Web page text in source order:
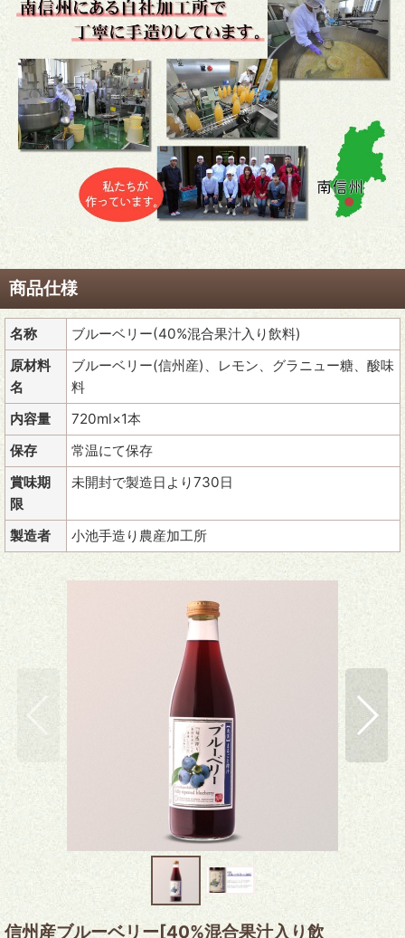
商品仕様
名称
ブルーベリー(40%混合果汁入り飲料)
原材料
名
ブルーベリー(信州産)、レモン、グラニュー糖、酸味
料
内容量
720ml×1本
保存
常温にて保存
賞味期
限
未開封で製造日より730日
製造者 小池手造り農産加工所
信州産ブルーベリー[40%混合果汁入り飲